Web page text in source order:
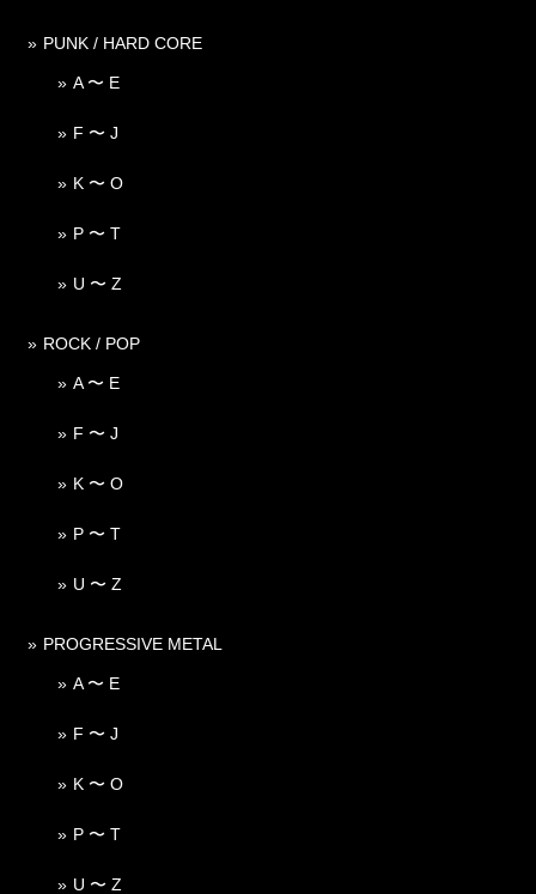
PUNK / HARD CORE
A 〜 E
F 〜 J
K 〜 O
P 〜 T
U 〜 Z
ROCK / POP
A 〜 E
F 〜 J
K 〜 O
P 〜 T
U 〜 Z
PROGRESSIVE METAL
A 〜 E
F 〜 J
K 〜 O
P 〜 T
U 〜 Z